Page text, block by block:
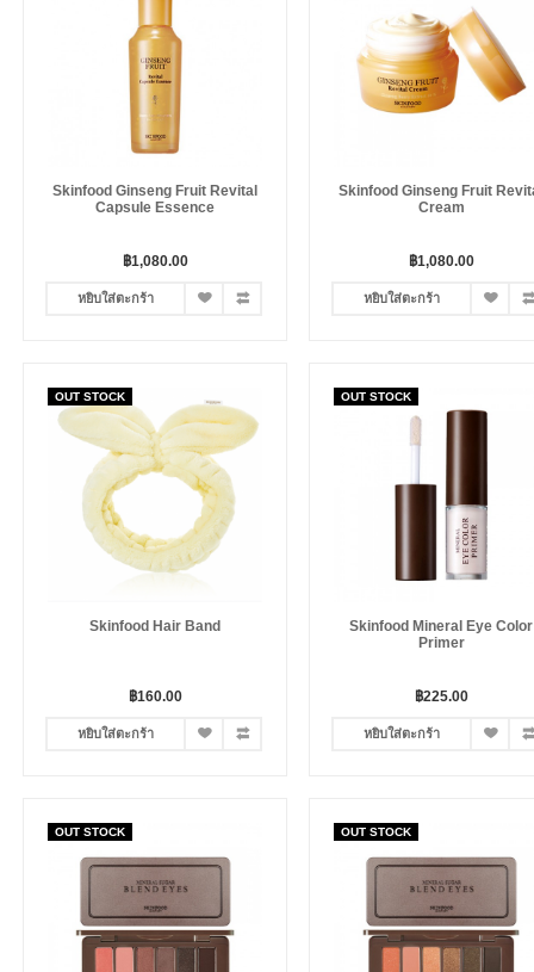
Skinfood Ginseng Fruit Revital
Capsule Essence
฿1,080.00
หยิบใส่ตะกร้า
Skinfood Ginseng Fruit
Cream
฿1,080.00
หยิบใส่ตะกร้า
OUT STOCK
Skinfood Hair Band
฿160.00
หยิบใส่ตะกร้า
OUT STOCK
Skinfood Mineral Eye Color
Primer
฿225.00
หยิบใส่ตะกร้า
OUT STOCK OUT STOCK